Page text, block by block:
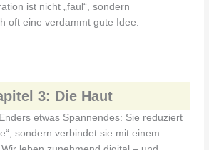
ist nicht „faul“, sondern
oft eine verdammt gute Idee.
3: Die Haut
etwas Spannendes: Sie reduziert
sondern verbindet sie mit einem